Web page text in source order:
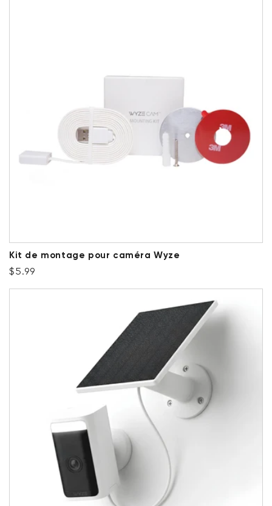
Kit de montage pour caméra Wyze
Prix ​​régulier
$5.99